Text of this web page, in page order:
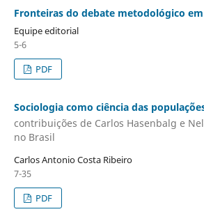
Fronteiras do debate metodológico em
Equipe editorial
5-6
PDF
Sociologia como ciência das
contribuições de Carlos Hasenbalg e
no Brasil
Carlos Antonio Costa Ribeiro
7-35
PDF